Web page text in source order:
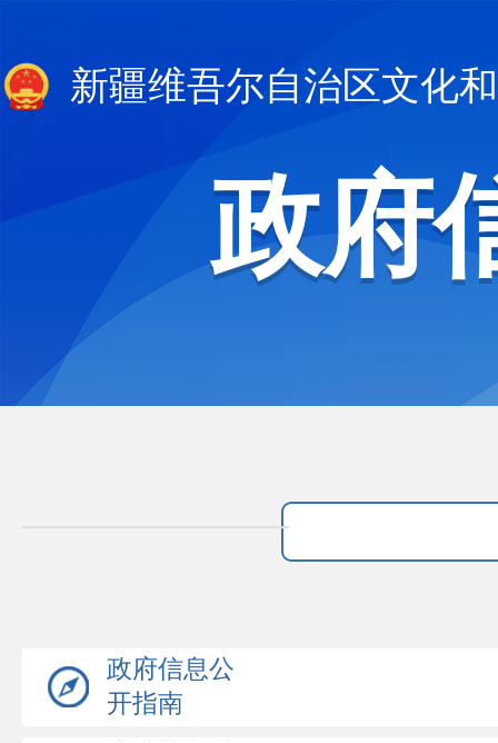
新疆维吾尔自治区文化
政府
政府信息公
开指南